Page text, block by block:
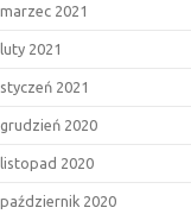
marzec 2021
luty 2021
styczeń 2021
grudzień 2020
listopad 2020
październik 2020